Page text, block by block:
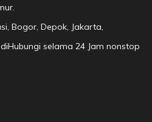
Bogor, Depok, Jakarta,
selama 24 Jam nonstop